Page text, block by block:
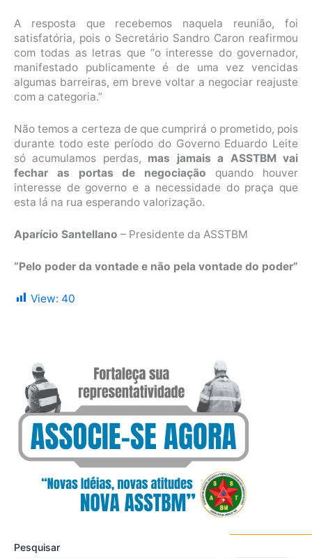
A resposta que recebemos naquela reunião, foi
satisfatória, pois o Secretário Sandro Caron reafirmou
com todas as letras que “o interesse do governador,
manifestado publicamente é de uma vez vencidas
algumas barreiras, em breve voltar a negociar reajuste
com a categoria.”
Não temos a certeza de que cumprirá o prometido, pois
durante todo este período do Governo Eduardo Leite
só acumulamos perdas, mas jamais a ASSTBM vai
fechar as portas de negociação quando houver
interesse de governo e a necessidade do praça que
esta lá na rua esperando valorização.
Aparício Santellano – Presidente da ASSTBM
“Pelo poder da vontade e não pela vontade do poder”
View: 40
Pesquisar